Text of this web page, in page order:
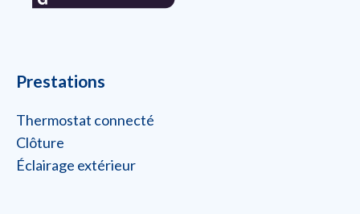
Prestations
Thermostat connecté
Clôture
Éclairage extérieur